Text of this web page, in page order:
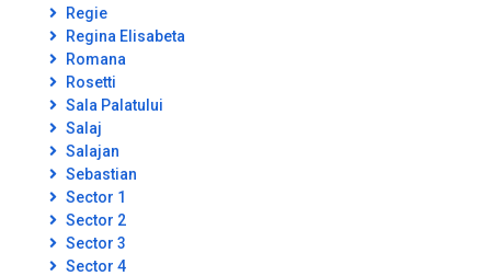
Regie
Regina Elisabeta
Romana
Rosetti
Sala Palatului
Salaj
Salajan
Sebastian
Sector 1
Sector 2
Sector 3
Sector 4